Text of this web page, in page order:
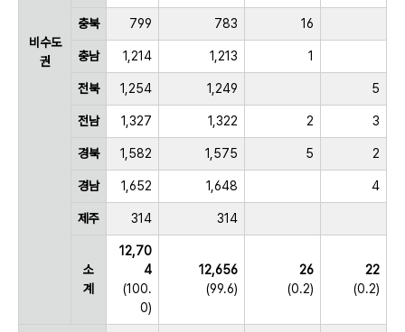
비수도
권
충북 799 783 16
충남 1,214 1,213 1
전북 1,254 1,249 5
전남 1,327 1,322 2 3
경북 1,582 1,575 5 2
경남 1,652 1,648 4
제주 314 314
소
계
12,70
4
(100.
0)
12,656
(99.6)
26
(0.2)
22
(0.2)